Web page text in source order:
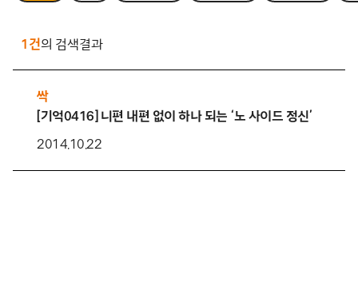
1건의 검색결과
싹
[기억0416] 니편 내편 없이 하나 되는 ‘노 사이드 정신’
2014.10.22